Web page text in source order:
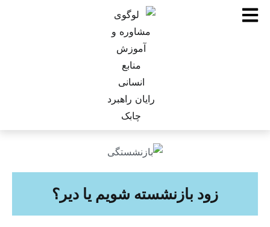
زود بازنشسته شویم یا دیر؟